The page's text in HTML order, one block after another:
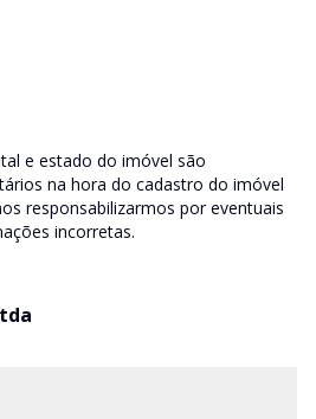
e estado do imóvel são
na hora do cadastro do imóvel
responsabilizarmos por eventuais
incorretas.